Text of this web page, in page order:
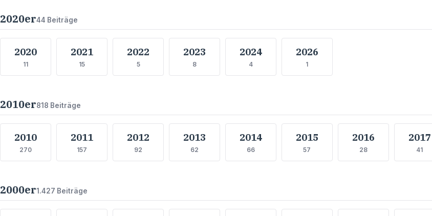
2020er44 Beiträge
2020
11
2021
15
2022
5
2023
8
2024
4
2026
1
2010er818 Beiträge
2010
270
2011
157
2012
92
2013
62
2014
66
2015
57
2016
28
2017
41
2000er1.427 Beiträge